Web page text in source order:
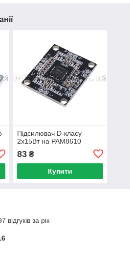
Підсилювач D-класу
2х15Вт на PAM8610
83₴
Купити
за рік